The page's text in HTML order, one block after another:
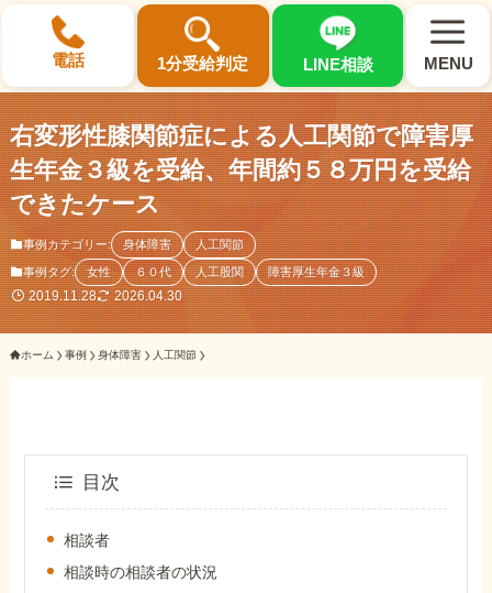
電話 1分受給判定 LINE相談 MENU
×
選ばれる3つの理由
初回相談料0円・受給後報酬型
サポート料金について
右変形性膝関節症による人工関節で障害厚
生年金３級を受給、年間約５８万円を受給
できたケース
事例カテゴリー: 身体障害 人工関節
事例タグ: 女性 ６０代 人工股関 障害厚生年金３級
2019.11.28 2026.04.30
ホーム 事例 身体障害 人工関節
目次
相談者
相談時の相談者の状況